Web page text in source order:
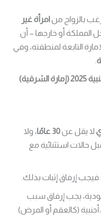
بالزواج منامرأة غير
المملكة أو خارجها – أن
التابعة لمنطقته، وفي
.
لا يقل عن30 عامًا
، ولا
حالات استثنائية مع
فيجب إرفاق إثبات بذلك.
يجب إرفاق سبب
(كالعقم أو المرض)